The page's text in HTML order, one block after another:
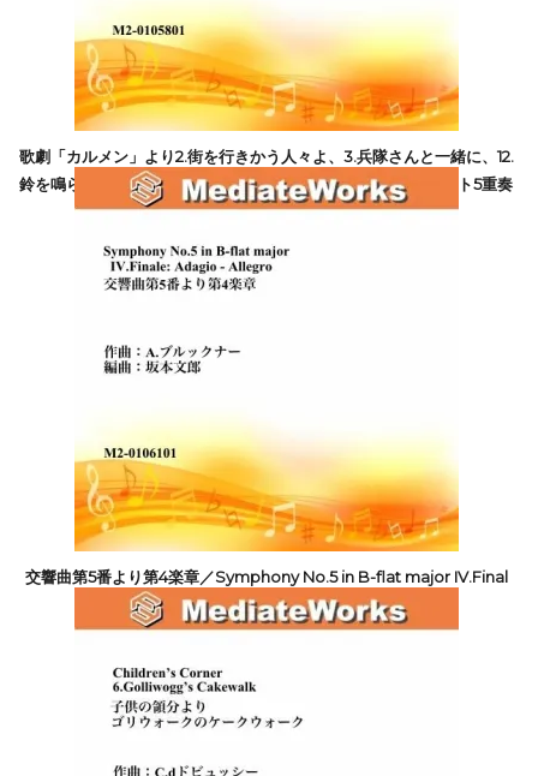
歌劇「カルメン」より2.街を行きかう人々よ、3.兵隊さんと一緒に、12.
鈴を鳴らして、20.何が出ようとも（カルタの3重唱）／フルート5重奏
交響曲第5番より第4楽章／Symphony No.5 in B-flat major IV.Final
e: Adagio - Allegro
66,000円(税込)